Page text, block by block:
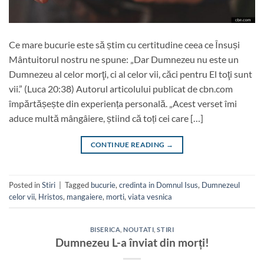
Ce mare bucurie este să știm cu certitudine ceea ce Însuși
Mântuitorul nostru ne spune: „Dar Dumnezeu nu este un
Dumnezeu al celor morţi, ci al celor vii, căci pentru El toţi sunt
vii.” (Luca 20:38) Autorul articolului publicat de cbn.com
împărtășește din experiența personală. „Acest verset îmi
aduce multă mângâiere, știind că toți cei care […]
CONTINUE READING →
Posted inStiri Tagged bucurie, credinta in Domnul Isus, Dumnezeul
celor vii, Hristos, mangaiere, morti, viata vesnica
BISERICA ,NOUTATI ,STIRI
Dumnezeu L-a înviat din morți!